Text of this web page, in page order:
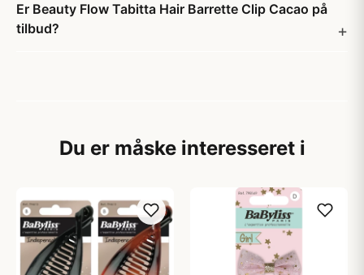
Er Beauty Flow Tabitta Hair Barrette Clip Cacao på
tilbud?
Du er måske interesseret i